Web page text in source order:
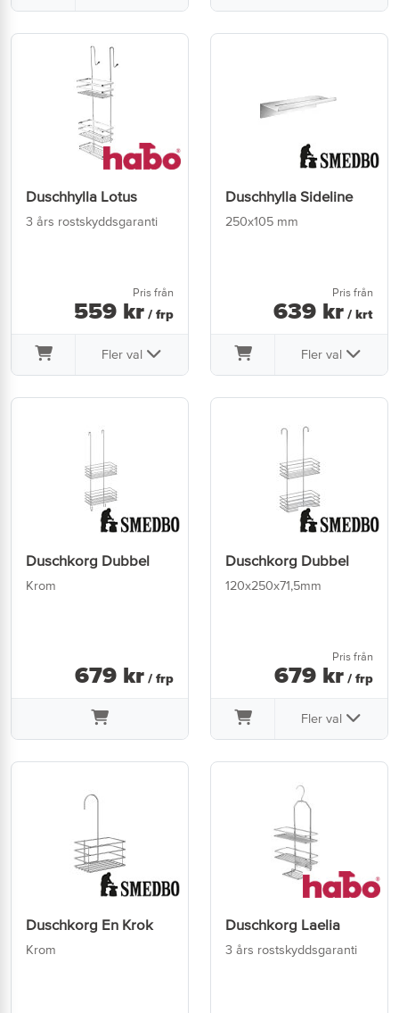
Duschhylla Lotus
3 års rostskyddsgaranti
Pris från
559 kr / frp
Fler val
Duschhylla Sideline
250x105 mm
Pris från
639 kr / krt
Fler val
Duschkorg Dubbel
Krom
679 kr / frp
Duschkorg Dubbel
120x250x71,5mm
Pris från
679 kr / frp
Fler val
Duschkorg En Krok
Krom
Duschkorg Laelia
3 års rostskyddsgaranti